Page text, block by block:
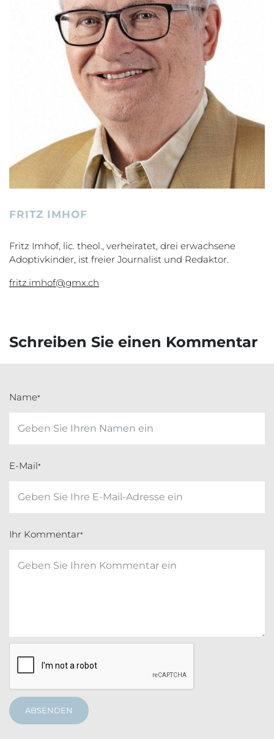
FRITZ IMHOF
Fritz Imhof, lic. theol., verheiratet, drei erwachsene
Adoptivkinder, ist freier Journalist und Redaktor.
fritz.imhof@gmx.ch
Schreiben Sie einen Kommentar
Name*
E-Mail*
Ihr Kommentar*
ABSENDEN